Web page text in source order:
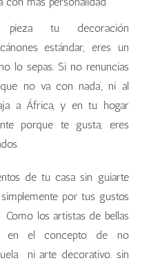
tu decoración
estándar, eres un
lo sepas. Si no renuncias
no va con nada’, ni al
a África, y en tu hogar
porque te gusta, eres
de tu casa sin guiarte
por tus gustos
los artistas de bellas
en el concepto de no
ni arte decorativo. sin